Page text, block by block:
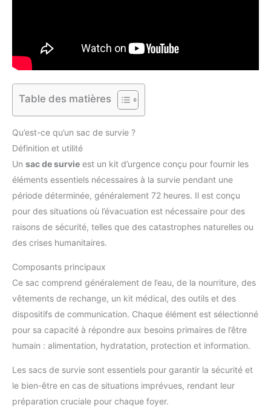
Table des matières
Qu’est-ce qu’un sac de survie ?
Définition et utilité
Un sac de survie est un kit d’urgence conçu pour fournir les
éléments essentiels nécessaires à la survie pendant une
période déterminée, généralement 72 heures. Il est conçu
pour des situations où l’évacuation est nécessaire pour des
raisons de sécurité, telles que des catastrophes naturelles ou
des crises humanitaires.
Composants principaux
Ce sac comprend généralement de l’eau, de la nourriture, des
vêtements de rechange, un kit médical, des outils et des
dispositifs de communication. Chaque élément est sélectionné
pour sa capacité à répondre aux besoins primaires de l’être
humain : alimentation, hydratation, protection et information.
Les sacs de survie sont essentiels pour garantir la sécurité et
le bien-être en cas de situations imprévues, rendant leur
préparation cruciale pour chaque foyer.